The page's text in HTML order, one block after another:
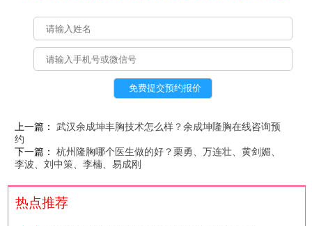
上一篇：武汉余成坤丰胸技术怎么样？余成坤隆胸在线咨询预
约
下一篇：杭州隆胸哪个医生做的好？栗勇、万连壮、黄剑媚、
李波、刘中策、李楠、易成刚
热点推荐